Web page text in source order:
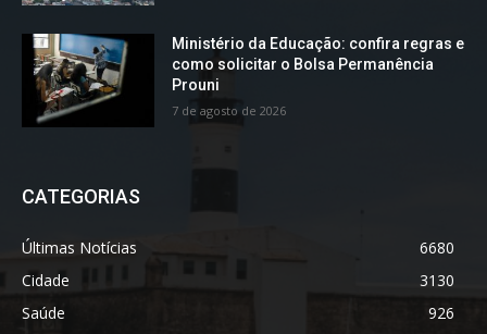
Ministério da Educação: confira regras e
como solicitar o Bolsa Permanência
Prouni
7 de agosto de 2026
CATEGORIAS
Últimas Notícias
6680
Cidade
3130
Saúde
926